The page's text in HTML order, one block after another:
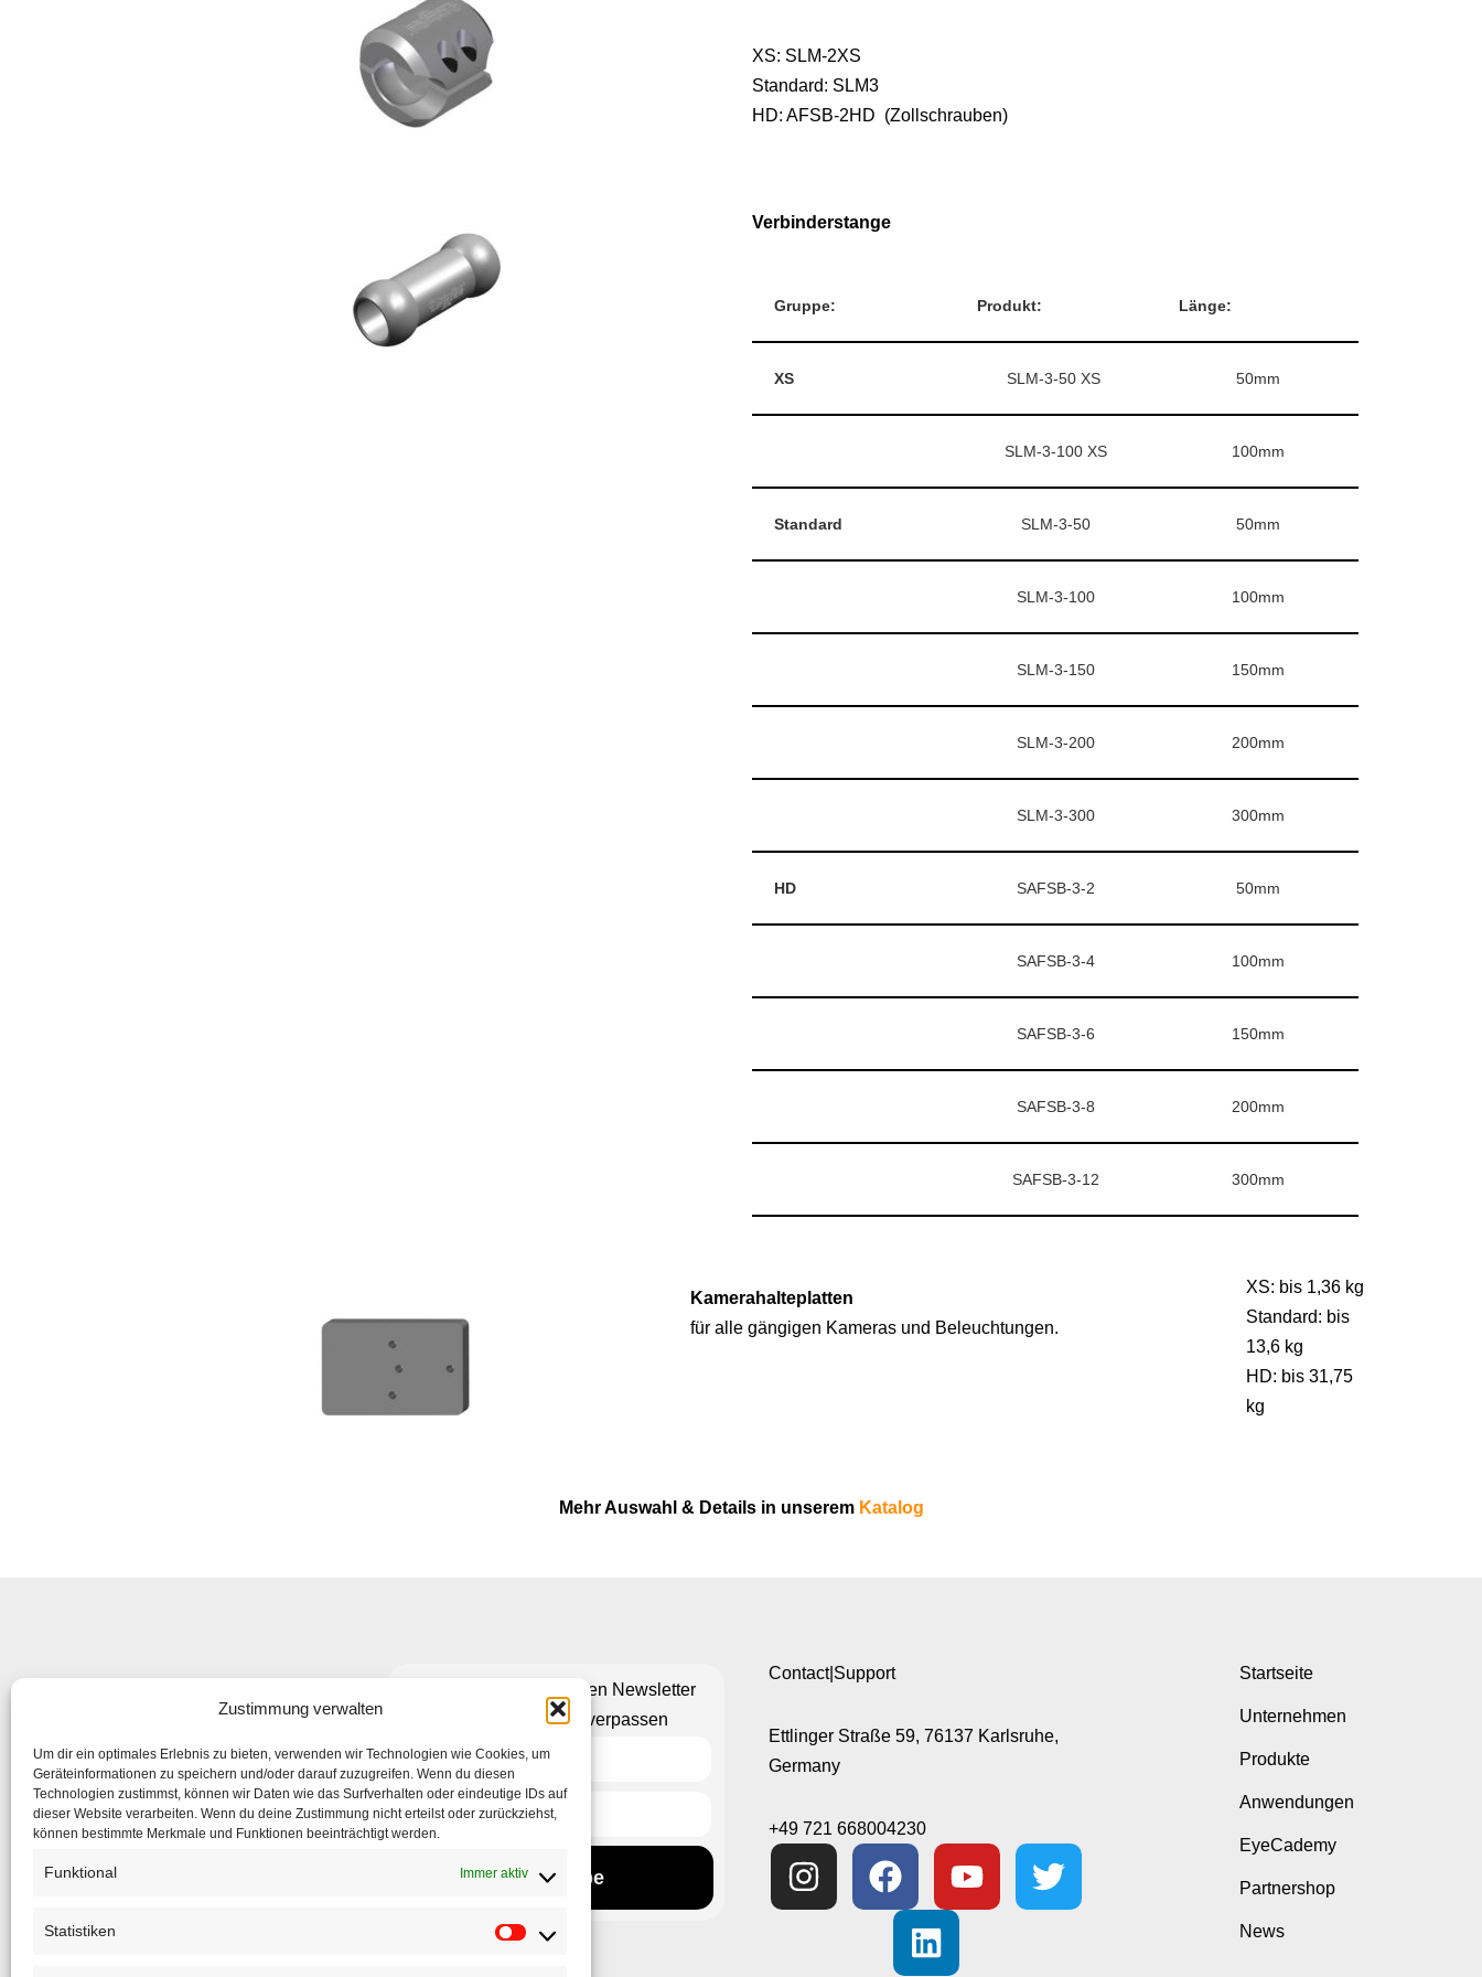
Zustimmung verwalten
Um dir ein optimales Erlebnis zu bieten, verwenden wir Technologien wie Cookies, um
Geräteinformationen zu speichern und/oder darauf zuzugreifen. Wenn du diesen
Technologien zustimmst, können wir Daten wie das Surfverhalten oder eindeutige IDs auf
dieser Website verarbeiten. Wenn du deine Zustimmung nicht erteilst oder zurückziehst,
können bestimmte Merkmale und Funktionen beeinträchtigt werden.
Funktional Immer aktiv
Statistiken
XS: SLM-2XS
Standard: SLM3
HD: AFSB-2HD (Zollschrauben)
Verbinderstange
Gruppe: Produkt: Länge:
XS SLM-3-50 XS 50mm
SLM-3-100 XS 100mm
Standard SLM-3-50 50mm
SLM-3-100 100mm
SLM-3-150 150mm
SLM-3-200 200mm
SLM-3-300 300mm
HD SAFSB-3-2 50mm
SAFSB-3-4 100mm
SAFSB-3-6 150mm
SAFSB-3-8 200mm
SAFSB-3-12 300mm
Kamerahalteplatten
für alle gängigen Kameras und Beleuchtungen.
XS: bis 1,36 kg
Standard: bis
13,6 kg
HD: bis 31,75
kg
Mehr Auswahl & Details in unserem Katalog
Abonnieren Sie unseren Newsletter
um nichts mehr zu verpassen
Subscribe
Contact|Support
Ettlinger Straße 59, 76137 Karlsruhe,
Germany
+49 721 668004230
Startseite
Unternehmen
Produkte
Anwendungen
EyeCademy
Partnershop
News